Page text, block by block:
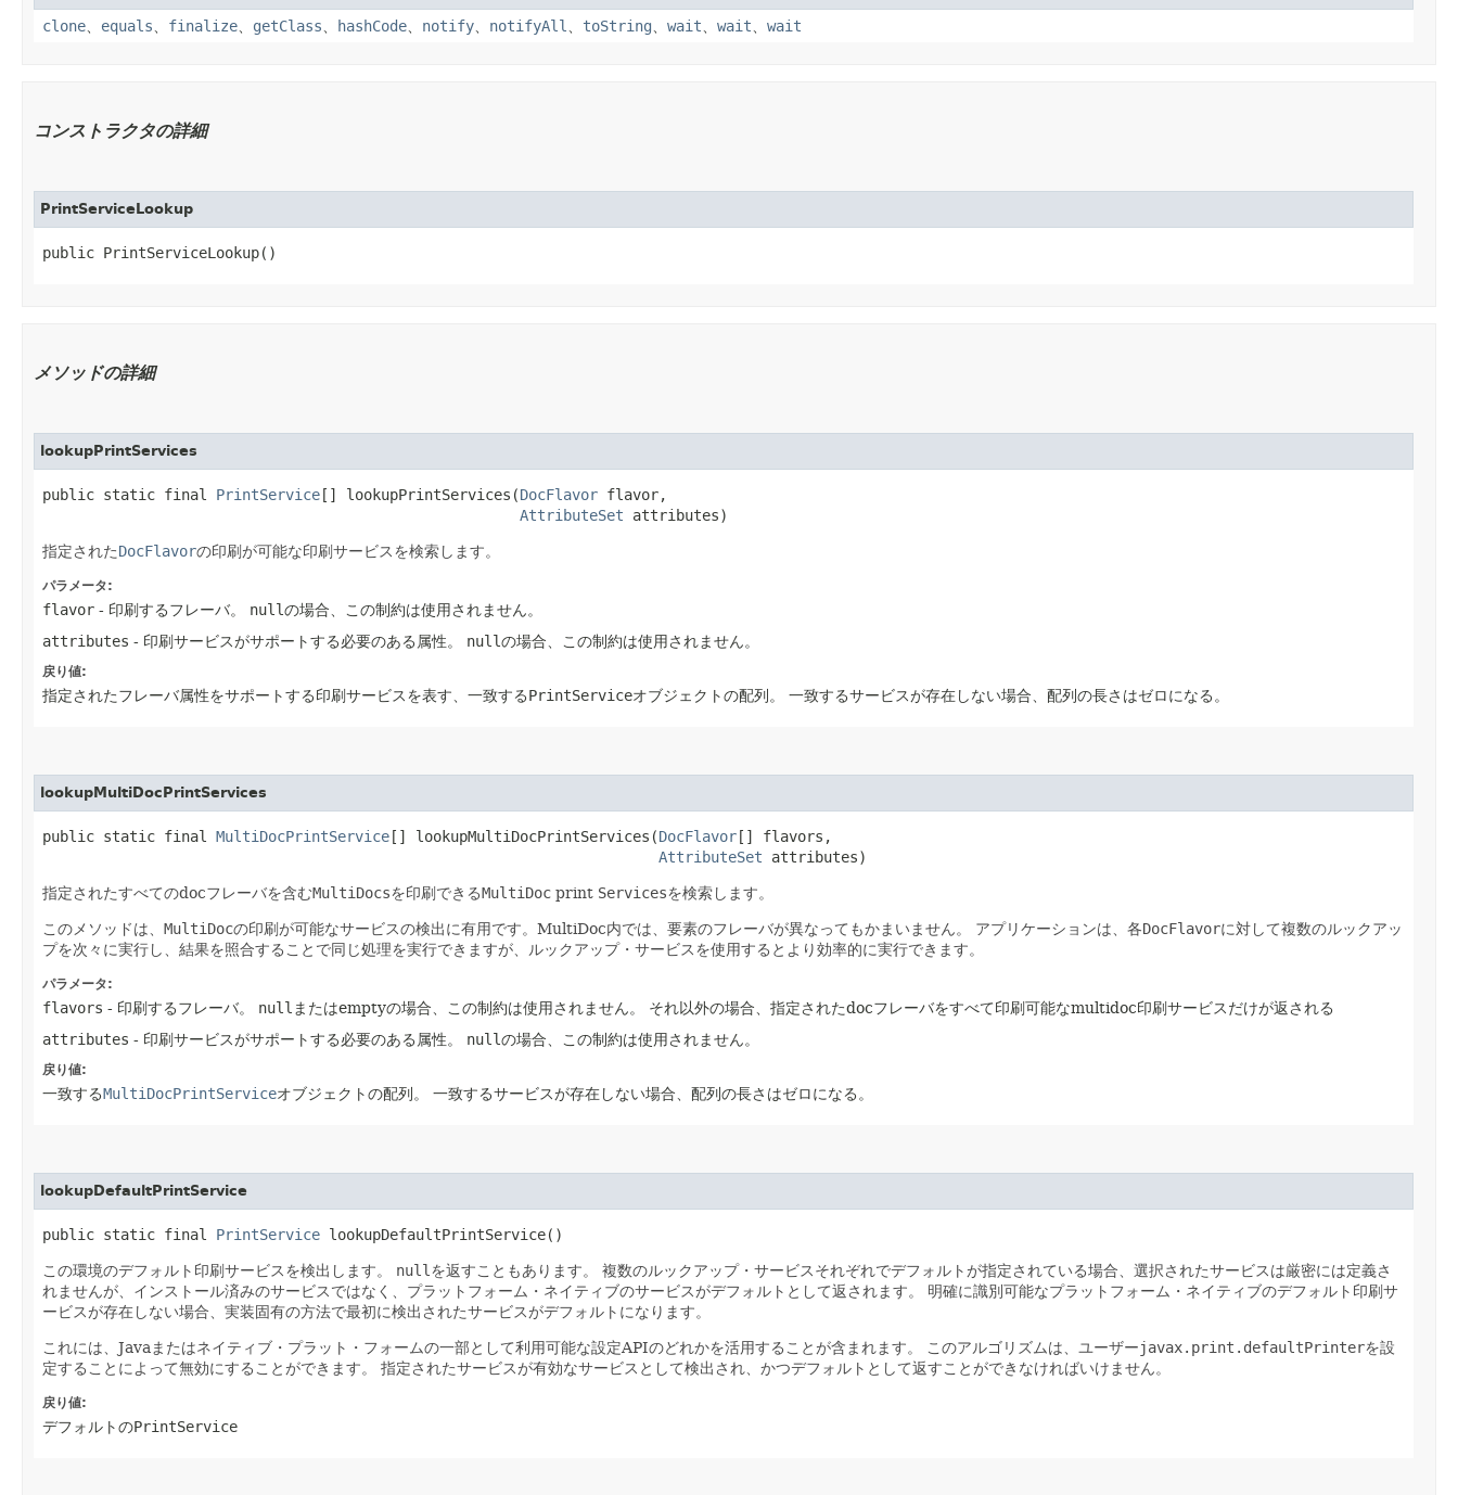
clone、 equals、 finalize、 getClass、 hashCode、 notify、 notifyAll、 toString、 wait、 wait、 wait
コンストラクタの詳細
PrintServiceLookup
public PrintServiceLookup()
メソッドの詳細
lookupPrintServices
public static final PrintService [] lookupPrintServices​(DocFlavor flavor,
AttributeSet attributes)
指定されたDocFlavorの印刷が可能な印刷サービスを検索します。
パラメータ:
flavor - 印刷するフレーバ。 nullの場合、この制約は使用されません。
attributes - 印刷サービスがサポートする必要のある属性。 nullの場合、この制約は使用されません。
戻り値:
指定されたフレーバ属性をサポートする印刷サービスを表す、一致するPrintServiceオブジェクトの配列。 一致するサービスが存在しない場合、配列の長さはゼロになる。
lookupMultiDocPrintServices
public static final MultiDocPrintService [] lookupMultiDocPrintServices​(DocFlavor [] flavors,
AttributeSet attributes)
指定されたすべてのdocフレーバを含むMultiDocsを印刷できるMultiDoc print Servicesを検索します。
このメソッドは、 MultiDocの印刷が可能なサービスの検出に有用です。MultiDoc内では、要素のフレーバが異なってもかまいません。 アプリケーションは、各DocFlavorに対して複数のルックアッ
プを次々に実行し、結果を照合することで同じ処理を実行できますが、ルックアップ・サービスを使用するとより効率的に実行できます。
パラメータ:
flavors - 印刷するフレーバ。 null またはemptyの場合、この制約は使用されません。 それ以外の場合、指定されたdocフレーバをすべて印刷可能なmultidoc印刷サービスだけが返される
attributes - 印刷サービスがサポートする必要のある属性。 nullの場合、この制約は使用されません。
戻り値:
一致するMultiDocPrintServiceオブジェクトの配列。 一致するサービスが存在しない場合、配列の長さはゼロになる。
lookupDefaultPrintService
public static final PrintService lookupDefaultPrintService()
この環境のデフォルト印刷サービスを検出します。 nullを返すこともあります。
複数のルックアップ・サービスそれぞれでデフォルトが指定されている場合、選択されたサービスは厳密には定義さ
れませんが、インストール済みのサービスではなく、プラットフォーム・ネイティブのサービスがデフォルトとして返されます。
明確に識別可能なプラットフォーム・ネイティブのデフォルト印刷サ
ービスが存在しない場合、実装固有の方法で最初に検出されたサービスがデフォルトになります。
これには、Javaまたはネイティブ・プラット・フォームの一部として利用可能な設定APIのどれかを活用することが含まれます。 このアルゴリズムは、ユーザーjavax.print.defaultPrinterを設
定することによって無効にすることができます。
指定されたサービスが有効なサービスとして検出され、かつデフォルトとして返すことができなければいけません。
戻り値:
デフォルトのPrintService